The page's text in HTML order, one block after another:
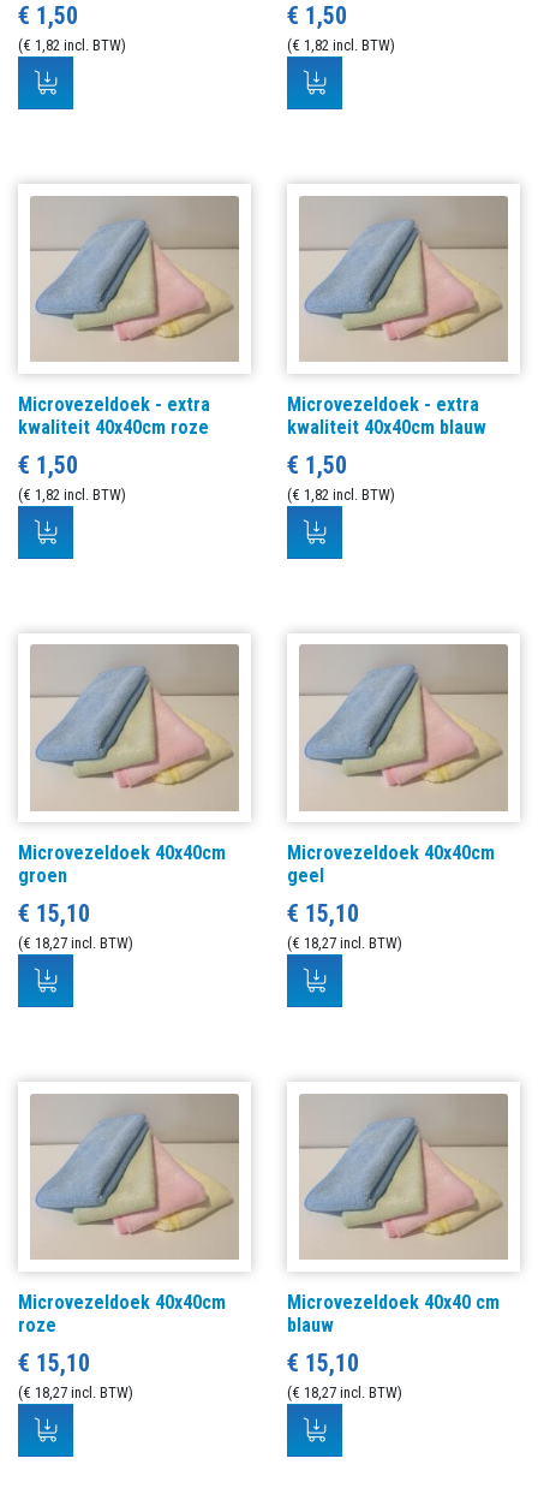
€ 1,50
(€ 1,82 incl. BTW)
€ 1,50
(€ 1,82 incl. BTW)
Microvezeldoek - extra
kwaliteit 40x40cm roze
€ 1,50
(€ 1,82 incl. BTW)
Microvezeldoek - extra
kwaliteit 40x40cm blauw
€ 1,50
(€ 1,82 incl. BTW)
Microvezeldoek 40x40cm
groen
€ 15,10
(€ 18,27 incl. BTW)
Microvezeldoek 40x40cm
geel
€ 15,10
(€ 18,27 incl. BTW)
Microvezeldoek 40x40cm
roze
€ 15,10
(€ 18,27 incl. BTW)
Microvezeldoek 40x40 cm
blauw
€ 15,10
(€ 18,27 incl. BTW)